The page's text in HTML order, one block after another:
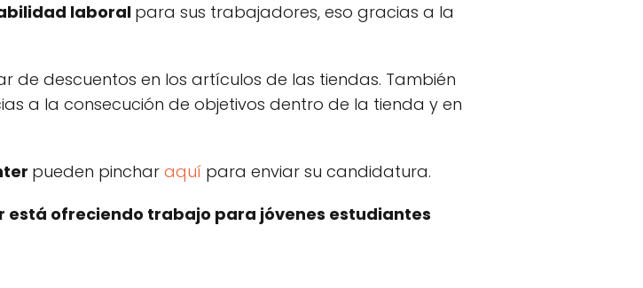
laboralpara sus trabajadores, eso gracias a la
descuentos en los artículos de las tiendas. También
a la consecución de objetivos dentro de la tienda y en
pueden pinchar aquí para enviar su candidatura.
está ofreciendo trabajo para jóvenes estudiantes